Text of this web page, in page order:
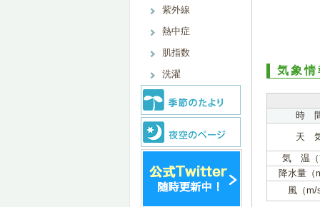
紫外線
熱中症
肌指数
洗濯
気象情
時
天
気 温
降水量（
風（m/